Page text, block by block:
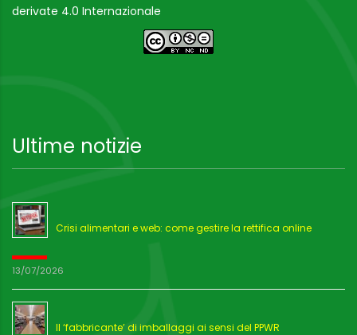
derivate 4.0 Internazionale
Ultime notizie
Crisi alimentari e web: come gestire la rettifica online
13/07/2026
Il ‘fabbricante’ di imballaggi ai sensi del PPWR